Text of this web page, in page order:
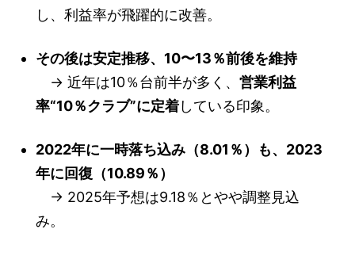
し、利益率が飛躍的に改善。
その後は安定推移、10〜13％前後を維持
→ 近年は10％台前半が多く、 営業利益
率“10％クラブ”に定着している印象。
2022年に一時落ち込み（8.01％）も、2023
年に回復（10.89％）
→ 2025年予想は9.18％とやや調整見込
み。